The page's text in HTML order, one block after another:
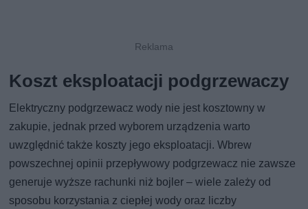
Koszt eksploatacji podgrzewaczy
Elektryczny podgrzewacz wody nie jest kosztowny w
zakupie, jednak przed wyborem urządzenia warto
uwzględnić także koszty jego eksploatacji. Wbrew
powszechnej opinii przepływowy podgrzewacz nie zawsze
generuje wyższe rachunki niż bojler – wiele zależy od
sposobu korzystania z ciepłej wody oraz liczby